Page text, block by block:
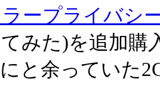
ラープライバシ
みた)を追加購
と余っていた